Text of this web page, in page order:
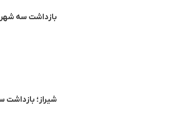
بازداشت سه
شیراز؛